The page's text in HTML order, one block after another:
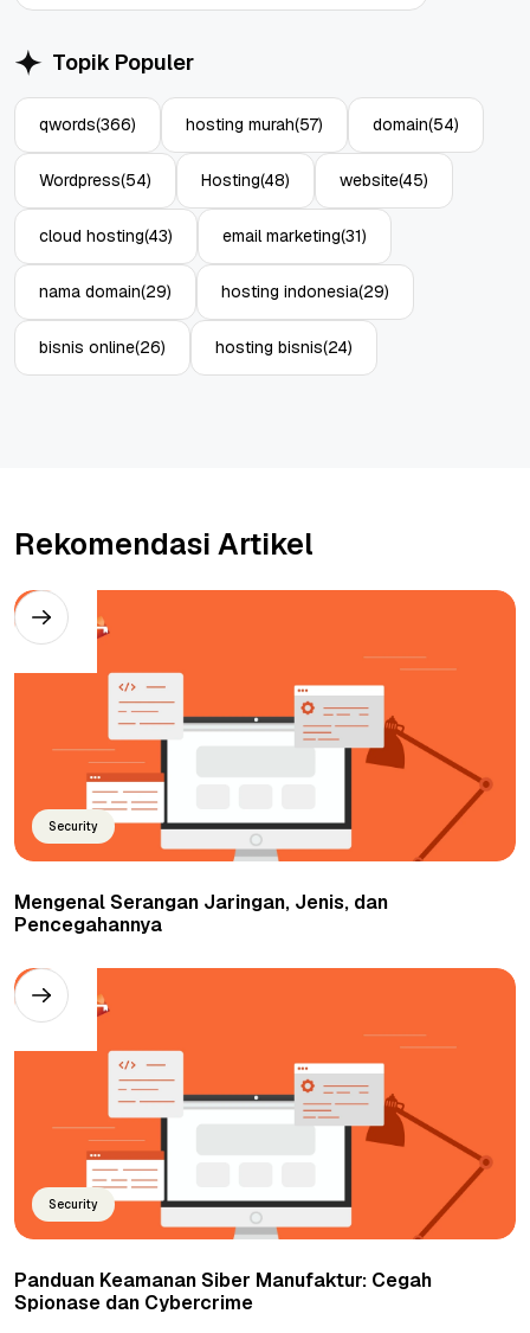
Topik Populer
qwords(366) hosting murah(57) domain(54)
Wordpress(54) Hosting(48) website(45)
cloud hosting(43) email marketing(31)
nama domain(29) hosting indonesia(29)
bisnis online(26) hosting bisnis(24)
Rekomendasi Artikel
Security
Mengenal Serangan Jaringan, Jenis, dan
Pencegahannya
Security
Panduan Keamanan Siber Manufaktur: Cegah
Spionase dan Cybercrime